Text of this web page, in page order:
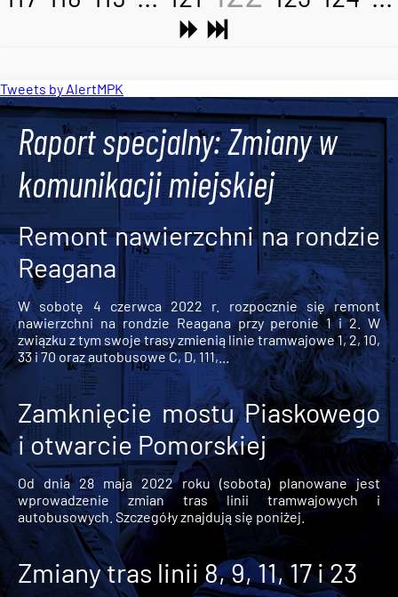
Tweets by AlertMPK
Raport specjalny: Zmiany w
komunikacji miejskiej
Remont nawierzchni na rondzie
Reagana
W sobotę 4 czerwca 2022 r. rozpocznie się remont
nawierzchni na rondzie Reagana przy peronie 1 i 2. W
związku z tym swoje trasy zmienią linie tramwajowe 1, 2, 10,
33 i 70 oraz autobusowe C, D, 111,...
Zamknięcie mostu Piaskowego
i otwarcie Pomorskiej
Od dnia 28 maja 2022 roku (sobota) planowane jest
wprowadzenie zmian tras linii tramwajowych i
autobusowych. Szczegóły znajdują się poniżej.
Zmiany tras linii 8, 9, 11, 17 i 23